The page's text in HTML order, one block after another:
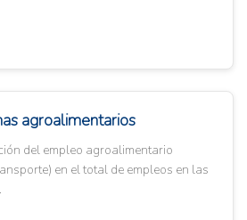
agroalimentarios
del empleo agroalimentario
en el total de empleos en las